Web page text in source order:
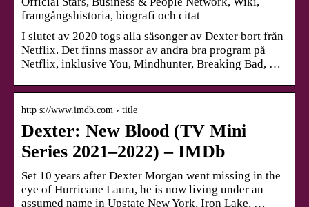
framgångshistoria, biografi och citat
I slutet av 2020 togs alla säsonger av Dexter bort från
Netflix. Det finns massor av andra bra program på
Netflix, inklusive You, Mindhunter, Breaking Bad, …
http s://www.imdb.com › title
Dexter: New Blood (TV Mini
Series 2021–2022) – IMDb
Set 10 years after Dexter Morgan went missing in the
eye of Hurricane Laura, he is now living under an
assumed name in Upstate New York, Iron Lake, …